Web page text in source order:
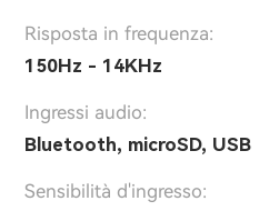
Risposta in frequenza:
150Hz - 14KHz
Ingressi audio:
Bluetooth, microSD, USB
Sensibilità d'ingresso: